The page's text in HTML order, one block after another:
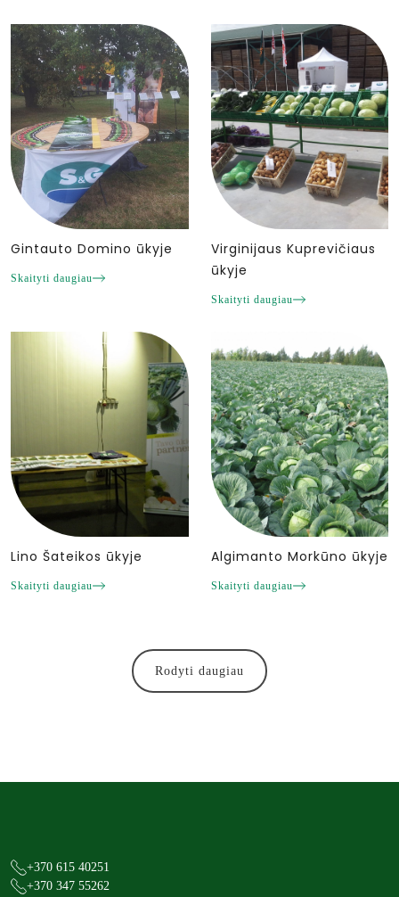
Gintauto Domino ūkyje
Skaityti daugiau
Virginijaus Kuprevičiaus
ūkyje
Skaityti daugiau
Lino Šateikos ūkyje
Skaityti daugiau
Algimanto Morkūno ūkyje
Skaityti daugiau
Rodyti daugiau
+370 615 40251
+370 347 55262